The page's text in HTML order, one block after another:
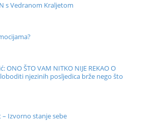
s Vedranom Kraljetom
ONO ŠTO VAM NITKO NIJE REKAO O
njezinih posljedica brže nego što
– Izvorno stanje sebe